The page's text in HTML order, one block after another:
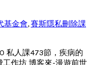
基金會,賽斯隱私刪除課
私人課473節，疾病的
作坊 博客來-漫遊前世